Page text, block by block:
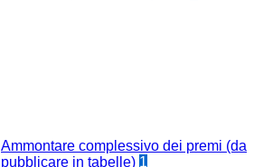
Ammontare complessivo dei premi (da
pubblicare in tabelle) 1